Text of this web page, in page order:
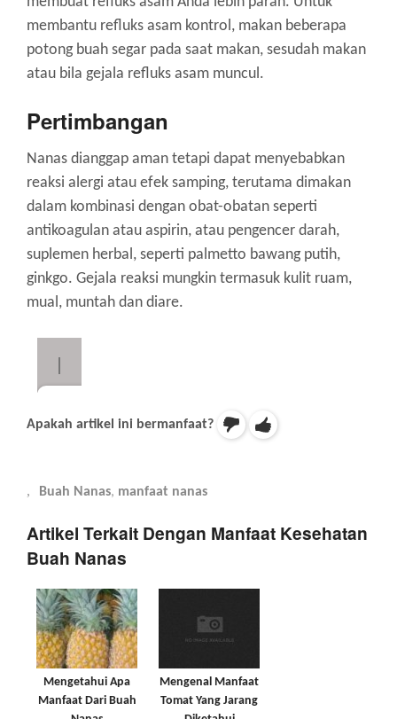
membantu refluks asam kontrol, makan beberapa
potong buah segar pada saat makan, sesudah makan
atau bila gejala refluks asam muncul.
Pertimbangan
Nanas dianggap aman tetapi dapat menyebabkan
reaksi alergi atau efek samping, terutama dimakan
dalam kombinasi dengan obat-obatan seperti
antikoagulan atau aspirin, atau pengencer darah,
suplemen herbal, seperti palmetto bawang putih,
ginkgo. Gejala reaksi mungkin termasuk kulit ruam,
mual, muntah dan diare.
Apakah artikel ini bermanfaat?
Buah Nanas, manfaat nanas
Artikel Terkait Dengan Manfaat Kesehatan
Buah Nanas
Mengetahui Apa
Manfaat Dari Buah
Mengenal Manfaat
Tomat Yang Jarang